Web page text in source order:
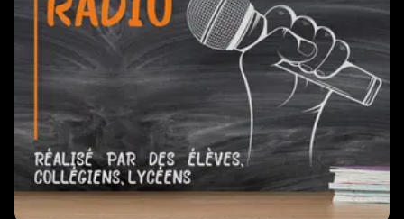
Les ateliers radio
Faire un don
Qui on est ?